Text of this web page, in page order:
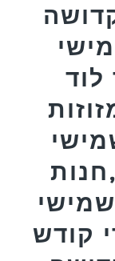
קודש